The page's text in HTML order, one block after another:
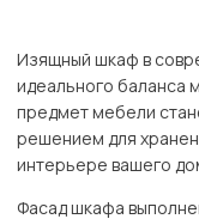
Изящный шкаф в
идеального баланса
предмет мебели
решением для
интерьере вашего
Фасад шкафа